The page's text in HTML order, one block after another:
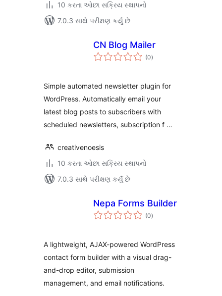
10 કરતા ઓછા સક્રિય સ્થાપનો
7.0.3 સાથે પરીક્ષણ કર્યું છે
CN Blog Mailer
(0કુલ
રેટિંગ્સ
)
Simple automated newsletter plugin for
WordPress. Automatically email your
latest blog posts to subscribers with
scheduled newsletters, subscription f …
creativenoesis
10 કરતા ઓછા સક્રિય સ્થાપનો
7.0.3 સાથે પરીક્ષણ કર્યું છે
Nepa Forms Builder
(0કુલ
રેટિંગ્સ
)
A lightweight, AJAX-powered WordPress
contact form builder with a visual drag-
and-drop editor, submission
management, and email notifications.